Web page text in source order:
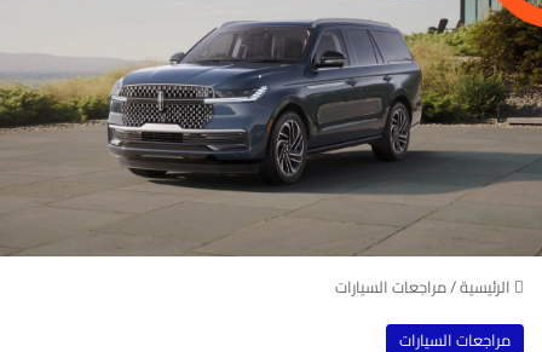
الرئيسية/مراجعات السيارات
مراجعات السيارات